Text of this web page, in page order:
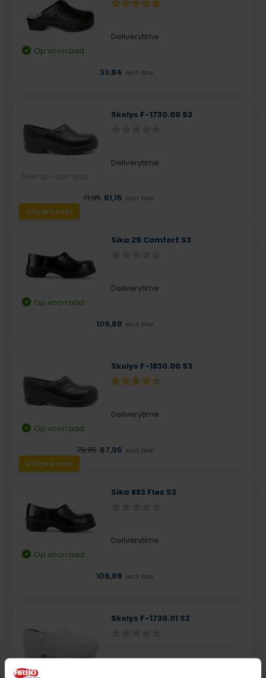
Deliverytime
Op voorraad
33,84 excl. btw
Uitverkoop!
Skolys F-1730.00 S2
Deliverytime
71,95 61,15 excl. btw
Sika 29 Comfort S3
Deliverytime
Op voorraad
109,88 excl. btw
Uitverkoop!
Skolys F-1830.00 S3
Deliverytime
Op voorraad
79,95 67,95 excl. btw
Sika 883 Flex S3
Deliverytime
Op voorraad
109,88 excl. btw
Skolys F-1730.01 S2